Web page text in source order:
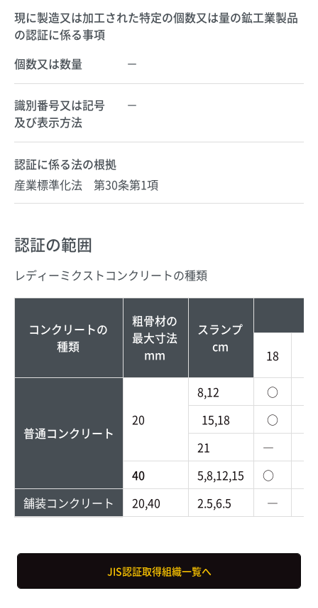
現に製造又は加工された特定の個数又は量の鉱工業製品
の認証に係る事項
個数又は数量
－
識別番号又は記号
及び表示方法
－
認証に係る法の根拠
産業標準化法 第30条第1項
認証の範囲
レディーミクストコンクリートの種類
コンクリートの
種類
粗骨材の
最大寸法
mm
スランプ
cm
18
普通コンクリート
20
8,12 ○
15,18
○
21
―
40
5,8,12,15 ○
舗装コンクリート
20,40 2.5,6.5 ―
JIS認証取得組織一覧へ